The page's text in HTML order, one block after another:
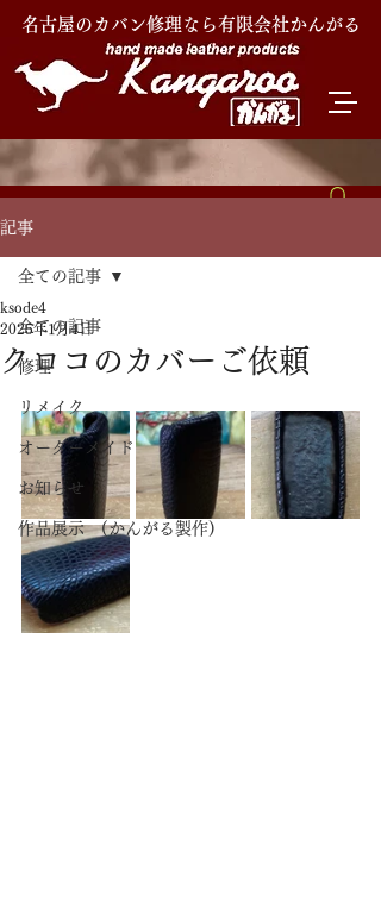
名古屋のカバン修理なら有限会社かんがる
記事
全ての記事
修理
リメイク
オーダーメイド
お知らせ
作品展示 (かんがる製作)
全ての記事
クロコのカバーご依頼
ksode4
2025年1月4日